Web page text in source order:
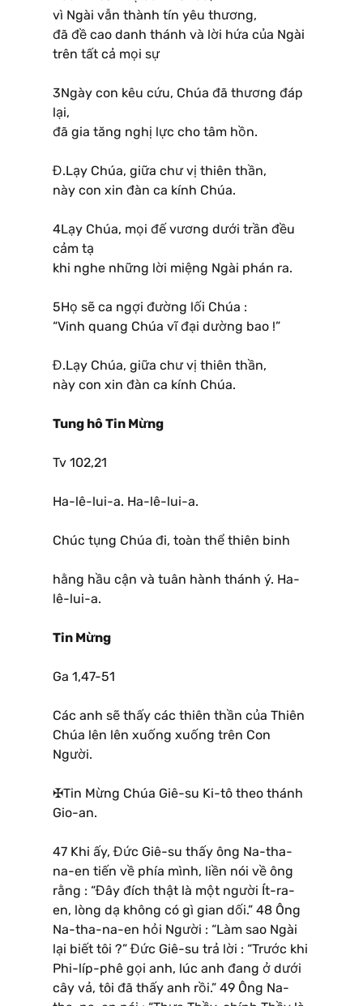
vì Ngài vẫn thành tín yêu thương,
đã đề cao danh thánh và lời hứa của Ngài
trên tất cả mọi sự
3Ngày con kêu cứu, Chúa đã thương đáp
lại,
đã gia tăng nghị lực cho tâm hồn.
Đ.Lạy Chúa, giữa chư vị thiên thần,
này con xin đàn ca kính Chúa.
4Lạy Chúa, mọi đế vương dưới trần đều
cảm tạ
khi nghe những lời miệng Ngài phán ra.
5Họ sẽ ca ngợi đường lối Chúa :
“Vinh quang Chúa vĩ đại dường bao !”
Đ.Lạy Chúa, giữa chư vị thiên thần,
này con xin đàn ca kính Chúa.
Tung hô Tin Mừng
Tv 102,21
Ha-lê-lui-a. Ha-lê-lui-a.
Chúc tụng Chúa đi, toàn thể thiên binh
hằng hầu cận và tuân hành thánh ý. Ha-
lê-lui-a.
Tin Mừng
Ga 1,47-51
Các anh sẽ thấy các thiên thần của Thiên
Chúa lên lên xuống xuống trên Con
Người.
✠Tin Mừng Chúa Giê-su Ki-tô theo thánh
Gio-an.
47 Khi ấy, Đức Giê-su thấy ông Na-tha-
na-en tiến về phía mình, liền nói về ông
rằng : “Đây đích thật là một người Ít-ra-
en, lòng dạ không có gì gian dối.” 48 Ông
Na-tha-na-en hỏi Người : “Làm sao Ngài
lại biết tôi ?” Đức Giê-su trả lời : “Trước khi
Phi-líp-phê gọi anh, lúc anh đang ở dưới
cây vả, tôi đã thấy anh rồi.” 49 Ông Na-